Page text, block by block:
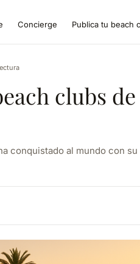
Concierge Publica tu beach
clubs
conquistado al mundo con